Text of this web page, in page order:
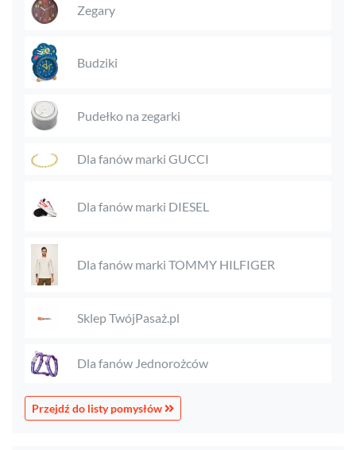
Zegary
Budziki
Pudełko na zegarki
Dla fanów marki GUCCI
Dla fanów marki DIESEL
Dla fanów marki TOMMY HILFIGER
Sklep TwójPasaż.pl
Dla fanów Jednorożców
Przejdź do listy pomysłów